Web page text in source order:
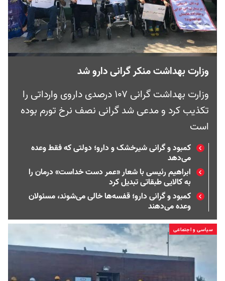
وزارت بهداشت منکر گرانی دارو شد
وزارت بهداشت گرانی ۱۰۷ درصدی داروی وارداتی را
تکذیب کرد و مدعی شد گرانی نصف نرخ تورم بوده
است
کمبود و گرانی شیرخشک و دارو؛ دولتی که فقط وعده
می‌دهد
ابراهیم رئیسی با شعار «عمر دست خداست» درمان را
به کالایی طبقاتی تبدیل کرد
کمبود و گرانی دارو؛ قفسه‌ها خالی می‌شوند، مسئولان
وعده می‌دهند
سیاسی و اجتماعی